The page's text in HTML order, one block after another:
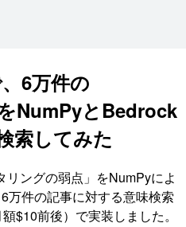
6万件の
NumPyとBedrock
索してみた
ングの弱点」をNumPyによ
万件の記事に対する意味検索
$10前後）で実装しました。